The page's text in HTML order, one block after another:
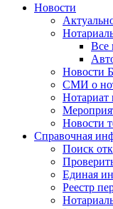
Новости
Все
Новости
СМИ о
Нотариат
Новости
Справочная
Поиск
Единая
Реестр